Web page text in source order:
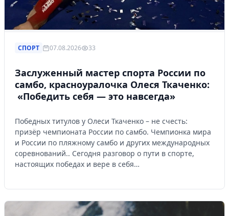
СПОРТ 07.08.2026 33
Заслуженный мастер спорта России по
самбо, красноуралочка Олеся Ткаченко:
«Победить себя — это навсегда»
Победных титулов у Олеси Ткаченко – не счесть:
призёр чемпионата России по самбо. Чемпионка мира
и России по пляжному самбо и других международных
соревнований.. Сегодня разговор о пути в спорте,
настоящих победах и вере в себя…